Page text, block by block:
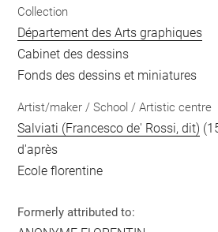
Collection
Département des Arts graphiques
Cabinet des dessins
Fonds des dessins et miniatures
Artist/maker / School / Artistic centre
Salviati (Francesco de' Rossi, dit)
d'après
Ecole florentine
Formerly attributed to: